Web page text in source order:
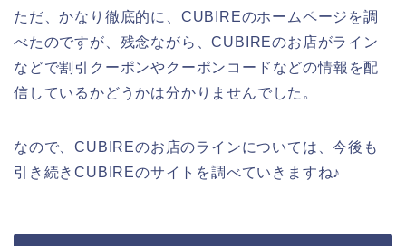
ただ、かなり徹底的に、CUBIREのホームページを調
べたのですが、残念ながら、CUBIREのお店がライン
などで割引クーポンやクーポンコードなどの情報を配
信しているかどうかは分かりませんでした。
なので、CUBIREのお店のラインについては、今後も
引き続きCUBIREのサイトを調べていきますね♪